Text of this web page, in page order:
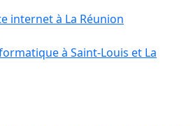
internet à La Réunion
à Saint-Louis et La